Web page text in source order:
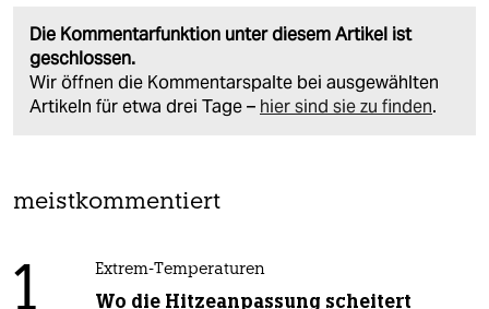
Die Kommentarfunktion unter diesem Artikel ist
geschlossen.
Wir öffnen die Kommentarspalte bei ausgewählten
Artikeln für etwa drei Tage – hier sind sie zu finden.
meistkommentiert
1 Extrem-Temperaturen
Wo die Hitzeanpassung scheitert